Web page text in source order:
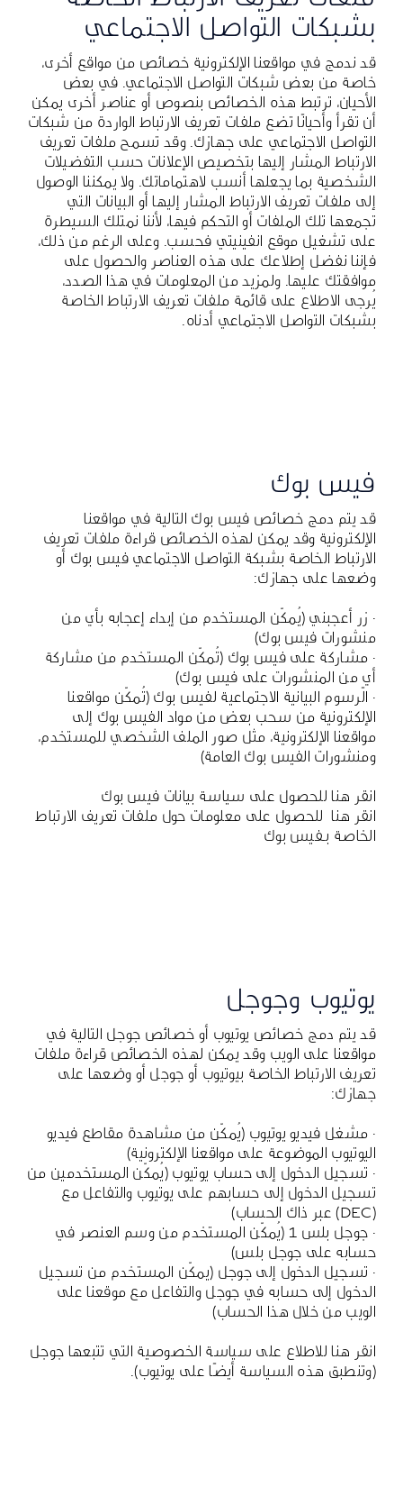
بشبكات التواصل الاجتماعي
قد ندمج في مواقعنا الإلكترونية خصائص من مواقع أخرى،
خاصة من بعض شبكات التواصل الاجتماعي. في بعض
الأحيان، ترتبط هذه الخصائص بنصوص أو عناصر أخرى يمكن
أن تقرأ وأحيانًا تضع ملفات تعريف الارتباط الواردة من شبكات
التواصل الاجتماعي على جهازك. وقد تسمح ملفات تعريف
الارتباط المشار إليها بتخصيص الإعلانات حسب التفضيلات
الشخصية بما يجعلها أنسب لاهتماماتك. ولا يمكننا الوصول
إلى ملفات تعريف الارتباط المشار إليها أو البيانات التي
تجمعها تلك الملفات أو التحكم فيها، لأننا نمتلك السيطرة
على تشغيل موقع انفينيتي فحسب. وعلى الرغم من ذلك،
فإننا نفضل إطلاعك على هذه العناصر والحصول على
موافقتك عليها. ولمزيد من المعلومات في هذا الصدد،
يُرجى الاطلاع على قائمة ملفات تعريف الارتباط الخاصة
بشبكات التواصل الاجتماعي أدناه.
فيس بوك
قد يتم دمج خصائص فيس بوك التالية في مواقعنا
الإلكترونية وقد يمكن لهذه الخصائص قراءة ملفات تعريف
الارتباط الخاصة بشبكة التواصل الاجتماعي فيس بوك أو
وضعها على جهازك:
· زر أعجبني (يُمكّن المستخدم من إبداء إعجابه بأي من
منشورات فيس بوك)
· مشاركة على فيس بوك (تُمكّن المستخدم من مشاركة
أيٍ من المنشورات على فيس بوك)
· الرسوم البيانية الاجتماعية لفيس بوك (تُمكّن مواقعنا
الإلكترونية من سحب بعض من مواد الفيس بوك إلى
مواقعنا الإلكترونية، مثل صور الملف الشخصي للمستخدم،
ومنشورات الفيس بوك العامة)
انقر هنا للحصول على سياسة بيانات فيس بوك
انقر هناللحصول على معلومات حول ملفات تعريف الارتباط
الخاصة بـفيس بوك
يوتيوب وجوجل
قد يتم دمج خصائص يوتيوب أو خصائص جوجل التالية في
مواقعنا على الويب وقد يمكن لهذه الخصائص قراءة ملفات
تعريف الارتباط الخاصة بيوتيوب أو جوجل أو وضعها على
جهازك:
· مشغل فيديو يوتيوب (يُمكّن من مشاهدة مقاطع فيديو
اليوتيوب الموضوعة على مواقعنا الإلكترونية)
· تسجيل الدخول إلى حساب يوتيوب (يُمكّن المستخدمين من
تسجيل الدخول إلى حسابهم على يوتيوب والتفاعل مع
(DEC) عبر ذاك الحساب)
· جوجل بلس 1 (يُمكّن المستخدم من وسم العنصر في
حسابه على جوجل بلس)
· تسجيل الدخول إلى جوجل (يمكّن المستخدم من تسجيل
الدخول إلى حسابه في جوجل والتفاعل مع موقعنا على
الويب من خلال هذا الحساب)
انقر هناللاطلاع على سياسة الخصوصية التي تتبعها جوجل
(وتنطبق هذه السياسة أيضًا على يوتيوب).